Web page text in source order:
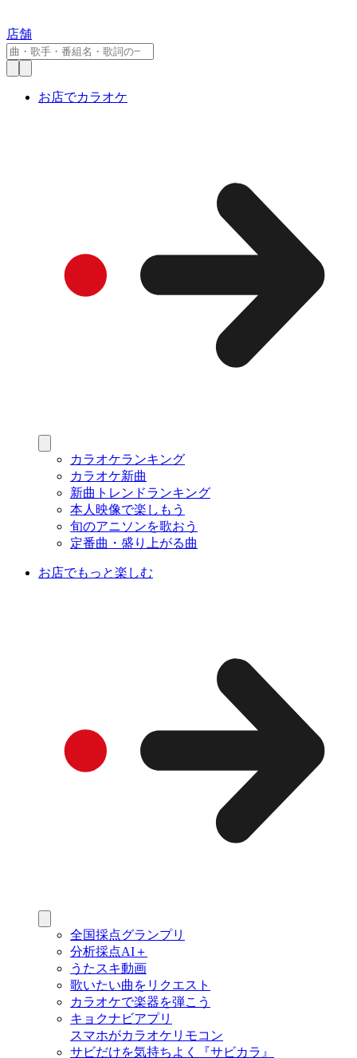
店舗
お店でカラオケ
カラオケランキング
カラオケ新曲
新曲トレンドランキング
本人映像で楽しもう
旬のアニソンを歌おう
定番曲・盛り上がる曲
お店でもっと楽しむ
全国採点グランプリ
分析採点AI＋
うたスキ動画
歌いたい曲をリクエスト
カラオケで楽器を弾こう
キョクナビアプリ
スマホがカラオケリモコン
サビだけを気持ちよく『サビカラ』